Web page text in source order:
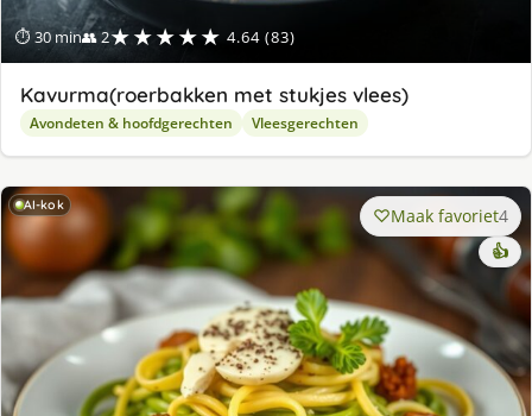
⏱ 30 min👥 2★★★★★ 4.64 (83)
Kavurma(roerbakken met stukjes vlees)
Avondeten & hoofdgerechten Vleesgerechten
AI-kok Maak favoriet4
👍